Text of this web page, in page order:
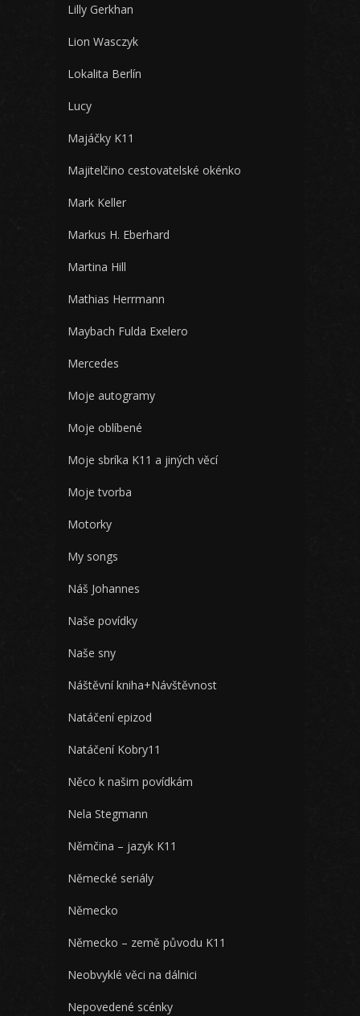
Lilly Gerkhan
Lion Wasczyk
Lokalita Berlín
Lucy
Majáčky K11
Majitelčino cestovatelské okénko
Mark Keller
Markus H. Eberhard
Martina Hill
Mathias Herrmann
Maybach Fulda Exelero
Mercedes
Moje autogramy
Moje oblíbené
Moje sbríka K11 a jiných věcí
Moje tvorba
Motorky
My songs
Náš Johannes
Naše povídky
Naše sny
Náštěvní kniha+Návštěvnost
Natáčení epizod
Natáčení Kobry11
Něco k našim povídkám
Nela Stegmann
Němčina – jazyk K11
Německé seriály
Německo
Německo – země původu K11
Neobvyklé věci na dálnici
Nepovedené scénky